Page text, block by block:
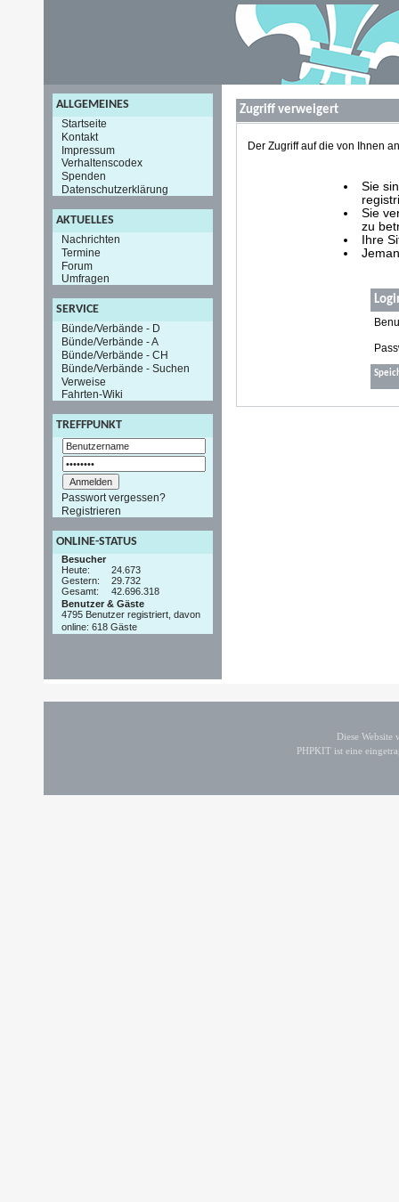
ALLGEMEINES
Startseite
Kontakt
Impressum
Verhaltenscodex
Spenden
Datenschutzerklärung
AKTUELLES
Nachrichten
Termine
Forum
Umfragen
SERVICE
Bünde/Verbände - D
Bünde/Verbände - A
Bünde/Verbände - CH
Bünde/Verbände - Suchen
Verweise
Fahrten-Wiki
TREFFPUNKT
Passwort vergessen?
Registrieren
ONLINE-STATUS
Besucher
Heute:
24.673
Gestern:
29.732
Gesamt:
42.696.318
Benutzer & Gäste
4795 Benutzer registriert, davon
online: 618 Gäste
Zugriff verweigert
Der Zugriff auf die von Ihnen
Sie
Sie
zu
Ihre
Diese
PHPKIT ist eine